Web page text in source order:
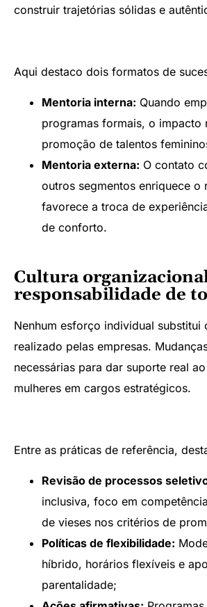
construir trajetórias sólidas e
Aqui destaco dois formatos de
Mentoria interna: Quando
programas formais, o impacto
promoção de talentos
Mentoria externa: O contato
outros segmentos enriquece o
favorece a troca de
de conforto.
Cultura
responsabilidade de
Nenhum esforço individual substitui
realizado pelas empresas.
necessárias para dar suporte real
mulheres em cargos estratégicos.
Entre as práticas de referência,
Revisão de processos
inclusiva, foco em
de vieses nos critérios de
Políticas de flexibilidade:
híbrido, horários flexíveis e
parentalidade;